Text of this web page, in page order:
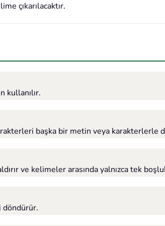
çıkarılacaktır.
kullanılır.
başka bir metin veya karakterlerle
ve kelimeler arasında yalnızca tek
döndürür.